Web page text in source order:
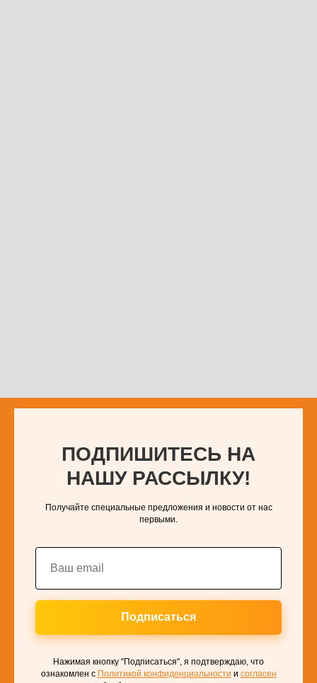
ПОДПИШИТЕСЬ НА
НАШУ РАССЫЛКУ!
Получайте специальные предложения и новости от нас
первыми.
Подписаться
Нажимая кнопку "Подписаться", я подтверждаю, что
ознакомлен с Политикой конфиденциальности и согласен